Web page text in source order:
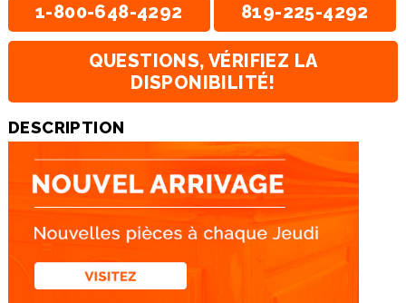
1-800-648-4292 819-225-4292
QUESTIONS, VÉRIFIEZ LA
DISPONIBILITÉ!
DESCRIPTION